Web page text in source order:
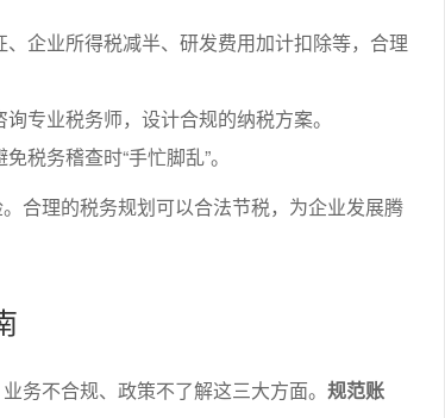
企业所得税减半、研发费用加计扣除等，合理
专业税务师，设计合规的纳税方案。
税务稽查时“手忙脚乱”。
合理的税务规划可以合法节税，为企业发展腾
务不合规、政策不了解这三大方面。 规范账